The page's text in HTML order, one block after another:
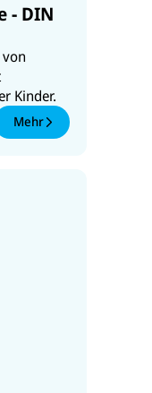
- DIN
Kinder.
Mehr